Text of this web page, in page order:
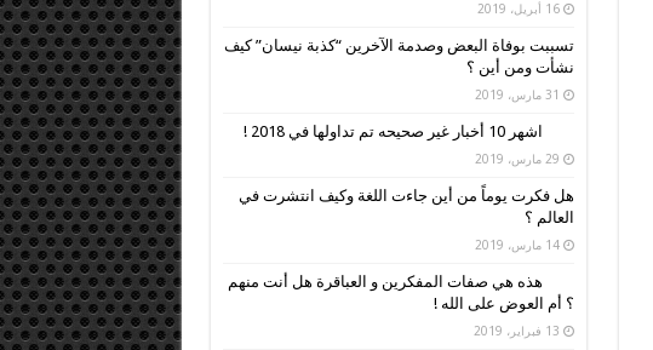
16 أبريل، 2019
تسببت بوفاة البعض وصدمة الآخرين “كذبة نيسان” كيف
نشأت ومن أين ؟
31 مارس، 2019
اشهر 10 أخبار غير صحيحه تم تداولها في 2018 !
29 مارس، 2019
هل فكرت يوماً من أين جاءت اللغة وكيف انتشرت في
العالم ؟
14 مارس، 2019
هذه هي صفات المفكرين و العباقرة هل أنت منهم
؟ أم العوض على الله !
13 فبراير، 2019